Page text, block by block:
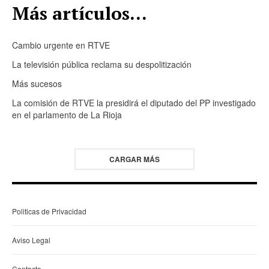
Más artículos...
Cambio urgente en RTVE
La televisión pública reclama su despolitización
Más sucesos
La comisión de RTVE la presidirá el diputado del PP investigado
en el parlamento de La Rioja
CARGAR MÁS
Politicas de Privacidad
Aviso Legal